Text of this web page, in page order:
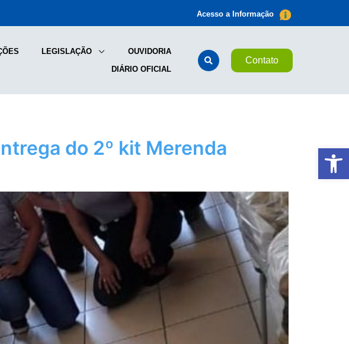
Acesso a Informação
LEGISLAÇÃO
OUVIDORIA
DIÁRIO OFICIAL
Contato
do 2º kit Merenda